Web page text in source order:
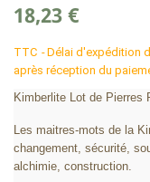
18,23 €
TTC
Délai d'expédition
après réception du
Kimberlite Lot de Pierres
Les maitres-mots de la
changement, sécurité,
alchimie, construction.